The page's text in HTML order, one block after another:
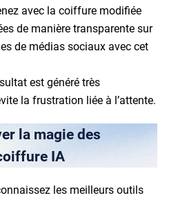
avec la coiffure modifiée
de manière transparente sur
de médias sociaux avec cet
est généré très
la frustration liée à l’attente.
la magie des
IA
les meilleurs outils